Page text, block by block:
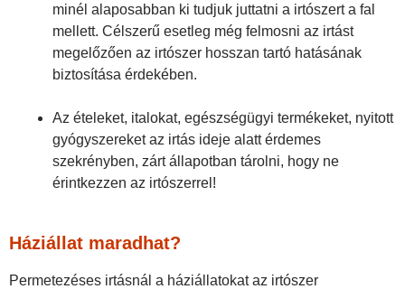
minél alaposabban ki tudjuk juttatni a irtószert a fal
mellett. Célszerű esetleg még felmosni az irtást
megelőzően az irtószer hosszan tartó hatásának
biztosítása érdekében.
Az ételeket, italokat, egészségügyi termékeket, nyitott
gyógyszereket az irtás ideje alatt érdemes
szekrényben, zárt állapotban tárolni, hogy ne
érintkezzen az irtószerrel!
Háziállat maradhat?
Permetezéses irtásnál a háziállatokat az irtószer